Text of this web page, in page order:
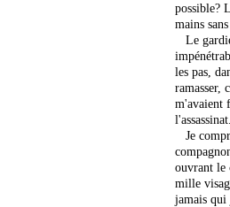
possible?
mains
Le
les pas,
ramasser,
m'avaient
Je
ouvrant le
mille
jamais